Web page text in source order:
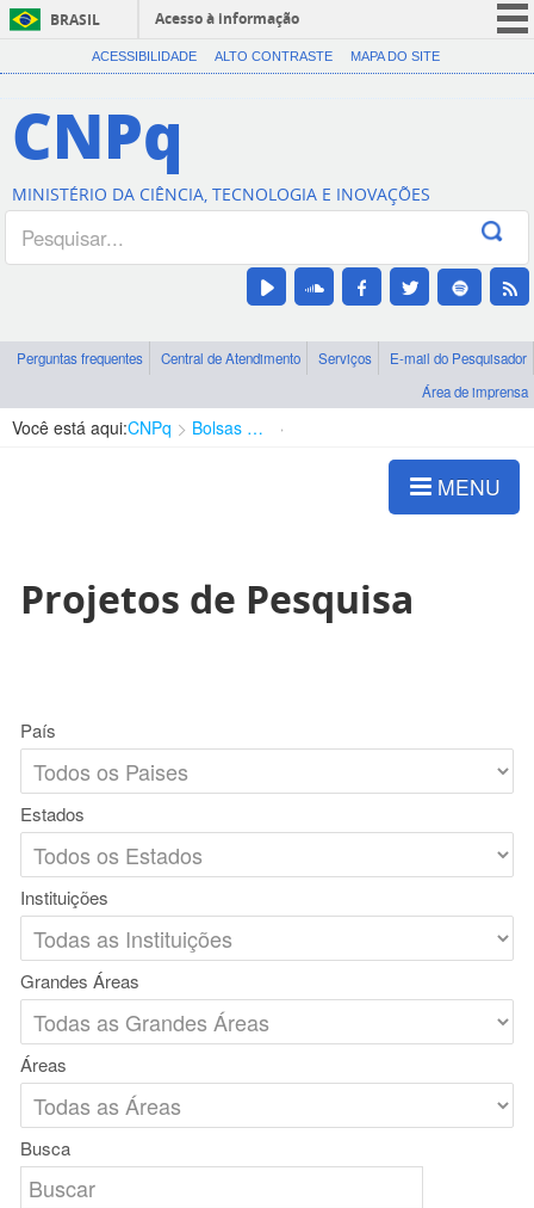
BRASIL
Acesso à informação
CORONAVÍRUS (COVID-19)
Canais
ACESSIBILIDADE ALTO CONTRASTE MAPA DO SITE
CNPq
MINISTÉRIO DA CIÊNCIA, TECNOLOGIA E INOVAÇÕES
Perguntas frequentes Central de Atendimento Serviços
E-mail do Pesquisador
Área de imprensa
Você está aqui:CNPq Bolsas e Auxílios Vigentes
MENU
Projetos de Pesquisa
País
Estados
Instituições
Grandes Áreas
Áreas
Busca